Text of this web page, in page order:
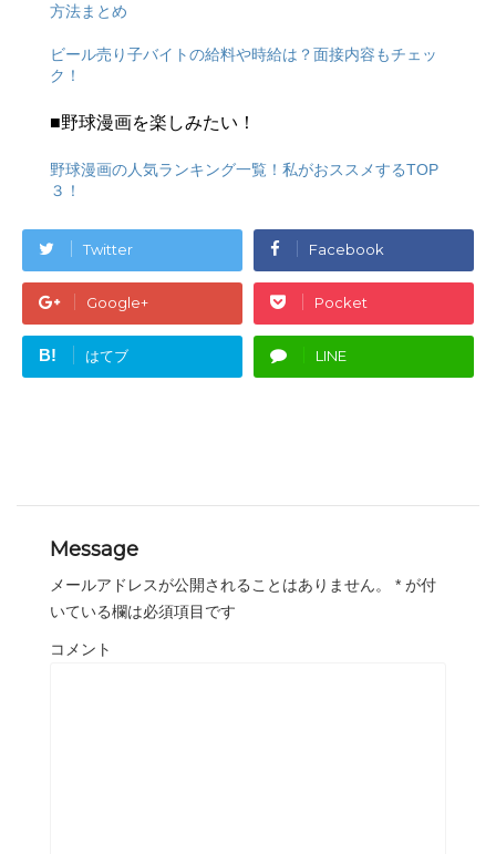
方法まとめ
ビール売り子バイトの給料や時給は？面接内容もチェッ
ク！
■野球漫画を楽しみたい！
野球漫画の人気ランキング一覧！私がおススメするTOP
３！
Twitter Facebook
Google+ Pocket
B! はてブ LINE
Message
メールアドレスが公開されることはありません。 * が付
いている欄は必須項目です
コメント